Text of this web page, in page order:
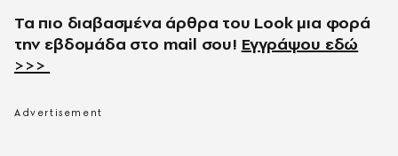
Τα πιο διαβασμένα άρθρα του Look μια φορά
την εβδομάδα στο mail σου! Εγγράψου εδώ
>>>